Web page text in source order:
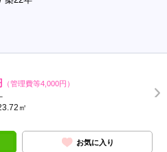
（管理費等4,000円）
㎡
お気に入り